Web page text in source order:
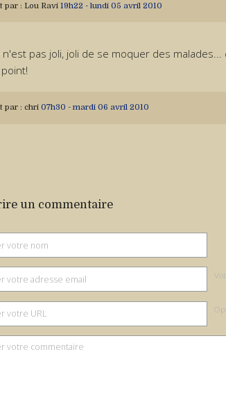
par : Lou Ravi 19h22 - lundi 05 avril 2010
n'est pas joli, joli de se moquer des
par : chri 07h30 - mardi 06 avril 2010
un commentaire